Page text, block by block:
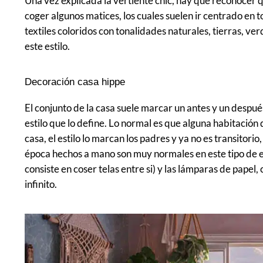
coger algunos matices, los cuales suelen ir centrado
textiles coloridos con tonalidades naturales, tierras,
este estilo.
Decoración casa hippe
El conjunto de la casa suele marcar un antes y un
estilo que lo define. Lo normal es que alguna
casa, el estilo lo marcan los padres y ya no es
época hechos a mano son muy normales en este tipo
consiste en coser telas entre si) y las lámparas de
infinito.